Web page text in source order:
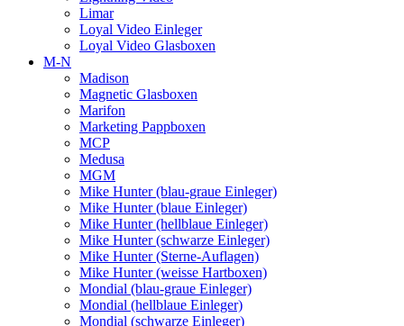
Limar
Loyal Video Einleger
Loyal Video Glasboxen
M-N
Madison
Magnetic Glasboxen
Marifon
Marketing Pappboxen
MCP
Medusa
MGM
Mike Hunter (blau-graue Einleger)
Mike Hunter (blaue Einleger)
Mike Hunter (hellblaue Einleger)
Mike Hunter (schwarze Einleger)
Mike Hunter (Sterne-Auflagen)
Mike Hunter (weisse Hartboxen)
Mondial (blau-graue Einleger)
Mondial (hellblaue Einleger)
Mondial (schwarze Einleger)